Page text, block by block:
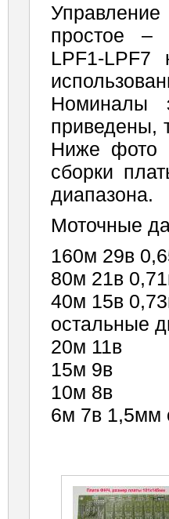
простое –
LPF1-LPF7
Номиналы
приведены,
Ниже фото
сборки
диапазона.
Моточные
160м 29в
80м 21в
40м 15в
остальные
20м 11в
15м 9в
10м 8в
6м 7в 1,5мм